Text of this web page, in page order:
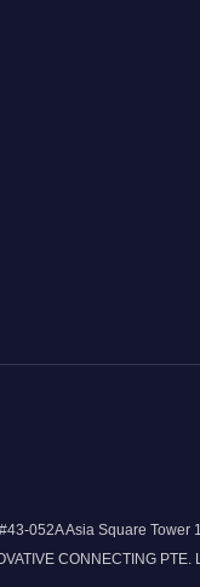
052A Asia Square
CONNECTING PTE.